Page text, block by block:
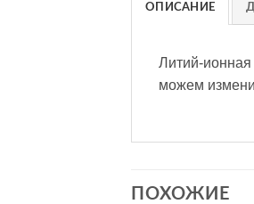
ОПИСАНИЕ
Литий-ионная
можем
ПОХОЖИЕ